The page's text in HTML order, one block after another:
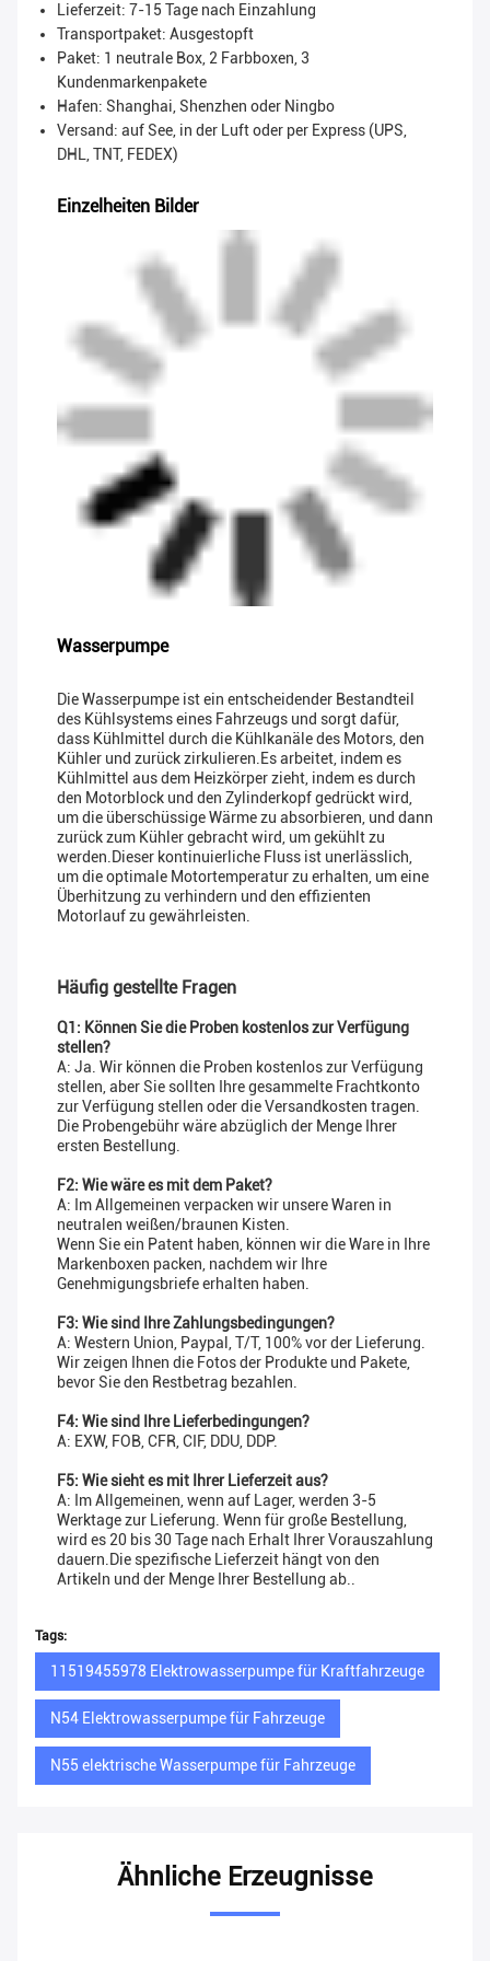
Lieferzeit: 7-15 Tage nach Einzahlung
Transportpaket: Ausgestopft
Paket: 1 neutrale Box, 2 Farbboxen, 3
Kundenmarkenpakete
Hafen: Shanghai, Shenzhen oder Ningbo
Versand: auf See, in der Luft oder per Express (UPS,
DHL, TNT, FEDEX)
Einzelheiten Bilder
Wasserpumpe
Die Wasserpumpe ist ein entscheidender Bestandteil
des Kühlsystems eines Fahrzeugs und sorgt dafür,
dass Kühlmittel durch die Kühlkanäle des Motors, den
Kühler und zurück zirkulieren.Es arbeitet, indem es
Kühlmittel aus dem Heizkörper zieht, indem es durch
den Motorblock und den Zylinderkopf gedrückt wird,
um die überschüssige Wärme zu absorbieren, und dann
zurück zum Kühler gebracht wird, um gekühlt zu
werden.Dieser kontinuierliche Fluss ist unerlässlich,
um die optimale Motortemperatur zu erhalten, um eine
Überhitzung zu verhindern und den effizienten
Motorlauf zu gewährleisten.
Häufig gestellte Fragen
Q1: Können Sie die Proben kostenlos zur Verfügung
stellen?
A: Ja. Wir können die Proben kostenlos zur Verfügung
stellen, aber Sie sollten Ihre gesammelte Frachtkonto
zur Verfügung stellen oder die Versandkosten tragen.
Die Probengebühr wäre abzüglich der Menge Ihrer
ersten Bestellung.
F2: Wie wäre es mit dem Paket?
A: Im Allgemeinen verpacken wir unsere Waren in
neutralen weißen/braunen Kisten.
Wenn Sie ein Patent haben, können wir die Ware in Ihre
Markenboxen packen, nachdem wir Ihre
Genehmigungsbriefe erhalten haben.
F3: Wie sind Ihre Zahlungsbedingungen?
A: Western Union, Paypal, T/T, 100% vor der Lieferung.
Wir zeigen Ihnen die Fotos der Produkte und Pakete,
bevor Sie den Restbetrag bezahlen.
F4: Wie sind Ihre Lieferbedingungen?
A: EXW, FOB, CFR, CIF, DDU, DDP.
F5: Wie sieht es mit Ihrer Lieferzeit aus?
A: Im Allgemeinen, wenn auf Lager, werden 3-5
Werktage zur Lieferung. Wenn für große Bestellung,
wird es 20 bis 30 Tage nach Erhalt Ihrer Vorauszahlung
dauern.Die spezifische Lieferzeit hängt von den
Artikeln und der Menge Ihrer Bestellung ab..
Tags:
11519455978 Elektrowasserpumpe für Kraftfahrzeuge
N54 Elektrowasserpumpe für Fahrzeuge
N55 elektrische Wasserpumpe für Fahrzeuge
Ähnliche Erzeugnisse